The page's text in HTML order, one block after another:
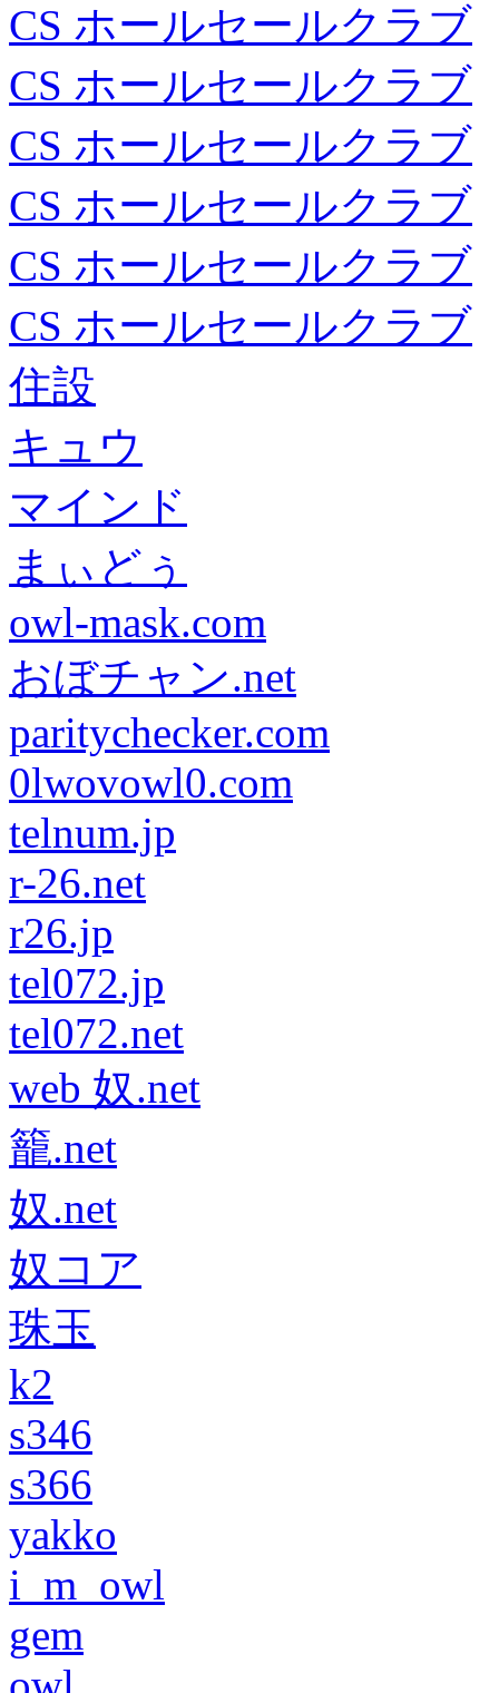
CS ホールセールクラブ
CS ホールセールクラブ
CS ホールセールクラブ
CS ホールセールクラブ
CS ホールセールクラブ
CS ホールセールクラブ
住設
キュウ
マインド
まぃどぅ
owl-mask.com
おぼチャン.net
paritychecker.com
0lwovowl0.com
telnum.jp
r-26.net
r26.jp
tel072.jp
tel072.net
web 奴.net
籠.net
奴.net
奴コア
珠玉
k2
s346
s366
yakko
i_m_owl
gem